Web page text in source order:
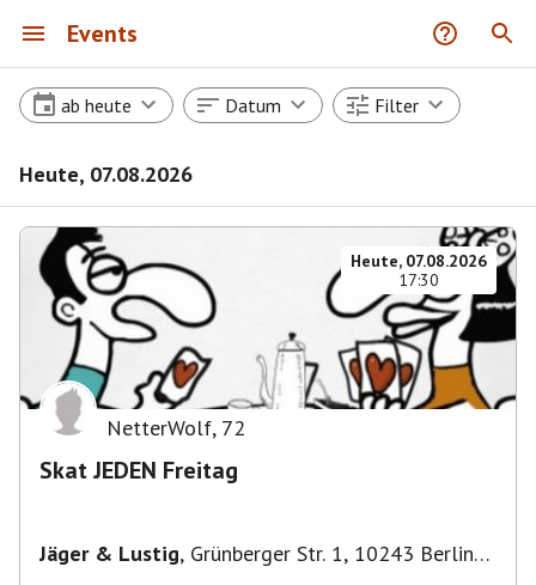
Events
ab heute Datum Filter
Heute, 07.08.2026
Heute, 07.08.2026
17:30
NetterWolf, 72
Skat JEDEN Freitag
Jäger & Lustig, Grünberger Str. 1, 10243 Berlin-